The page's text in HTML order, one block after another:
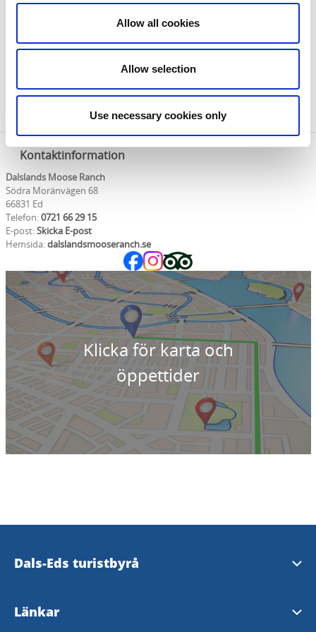
Allow all cookies
Allow selection
Use necessary cookies only
sylt, marmelader, älgkorv, älgkött och rökt lax i alla
former. Kanske ett fällhorn blir ett perfekt minne av
Dalslands Moose Ranch - till nästa besök?
Boka dina aktiviteter och online souvenirshopping
Kontaktinformation
Dalslands Moose Ranch
Södra Moränvägen 68
66831 Ed
Telefon:0721 66 29 15
E-post:Skicka E-post
Hemsida:dalslandsmooseranch.se
Klicka för karta och
öppettider
Dals-Eds turistbyrå
Storgatan 27
Länkar